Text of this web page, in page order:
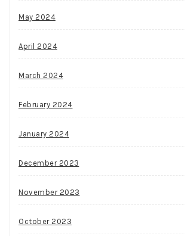
May 2024
April 2024
March 2024
February 2024
January 2024
December 2023
November 2023
October 2023